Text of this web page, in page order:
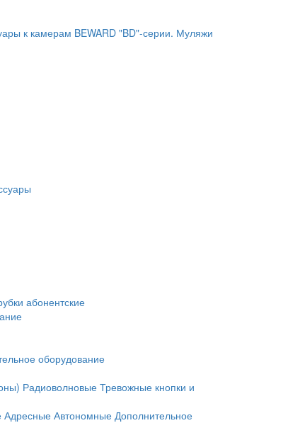
к камерам BEWARD "BD"-серии. Муляжи
абонентские
оборудование
Радиоволновые Тревожные кнопки и
Адресные Автономные Дополнительное